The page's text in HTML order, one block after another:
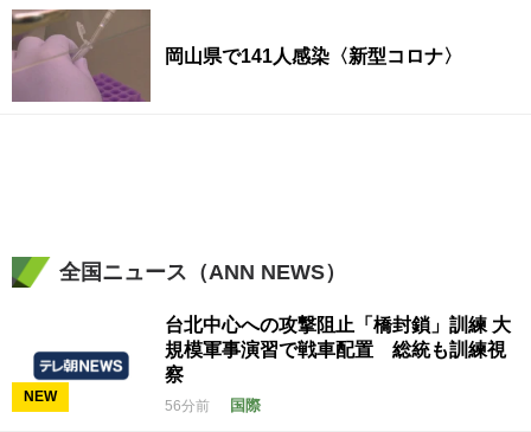
岡山県で141人感染〈新型コロナ〉
全国ニュース（ANN NEWS）
NEW
台北中心への攻撃阻止「橋封鎖」訓練 大
規模軍事演習で戦車配置 総統も訓練視
察
56分前 国際